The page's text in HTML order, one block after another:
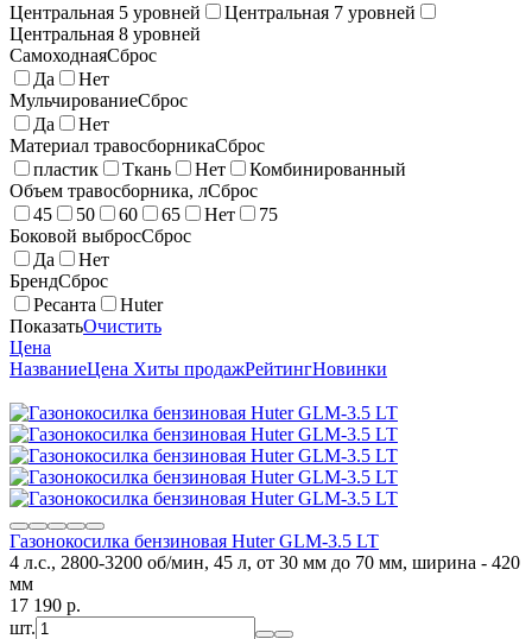
Центральная 5 уровней
Центральная 7 уровней
Центральная 8 уровней
СамоходнаяСброс
Да
Нет
МульчированиеСброс
Да
Нет
Материал травосборникаСброс
пластик
Ткань Нет
Комбинированный
Объем травосборника, лСброс
45
50 60 65 Нет
75
Боковой выбросСброс
Да
Нет
БрендСброс
Ресанта
Huter
ПоказатьОчистить
Цена
НазваниеЦена Хиты продажРейтингНовинки
Газонокосилка бензиновая Huter GLM-3.5 LT
4 л.с., 2800-3200 об/мин, 45 л, от 30 мм до 70 мм, ширина - 420
мм
17 190 p.
шт.